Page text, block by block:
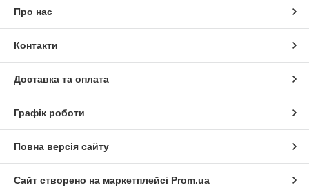
Про нас
Контакти
Доставка та оплата
Графік роботи
Повна версія сайту
Сайт створено на маркетплейсі Prom.ua